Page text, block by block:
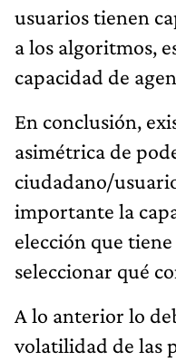
usuarios tienen
a los algoritmos,
capacidad de
En conclusión,
asimétrica de
ciudadano/
importante la
elección que
seleccionar qué
A lo anterior lo
volatilidad de las